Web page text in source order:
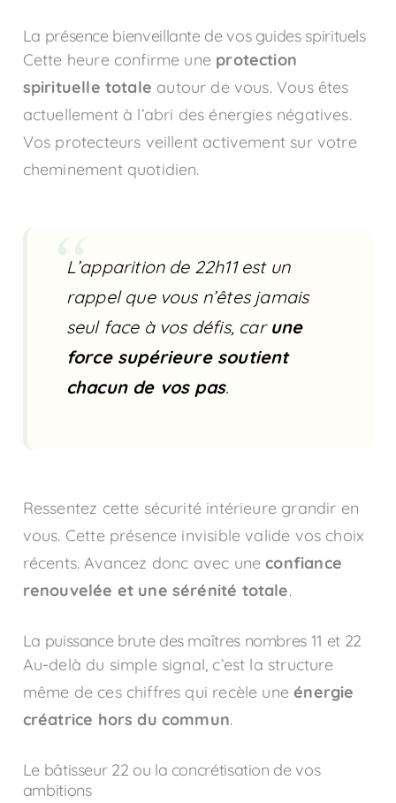
La présence bienveillante de vos guides spirituels
Cette heure confirme une protection
spirituelle totale autour de vous. Vous êtes
actuellement à l’abri des énergies négatives.
Vos protecteurs veillent activement sur votre
cheminement quotidien.
L’apparition de 22h11 est un
rappel que vous n’êtes jamais
seul face à vos défis, car une
force supérieure soutient
chacun de vos pas.
Ressentez cette sécurité intérieure grandir en
vous. Cette présence invisible valide vos choix
récents. Avancez donc avec uneconfiance
renouvelée et une sérénité totale.
La puissance brute des maîtres nombres 11 et 22
Au-delà du simple signal, c’est la structure
même de ces chiffres qui recèle uneénergie
créatrice hors du commun.
Le bâtisseur 22 ou la concrétisation de vos
ambitions